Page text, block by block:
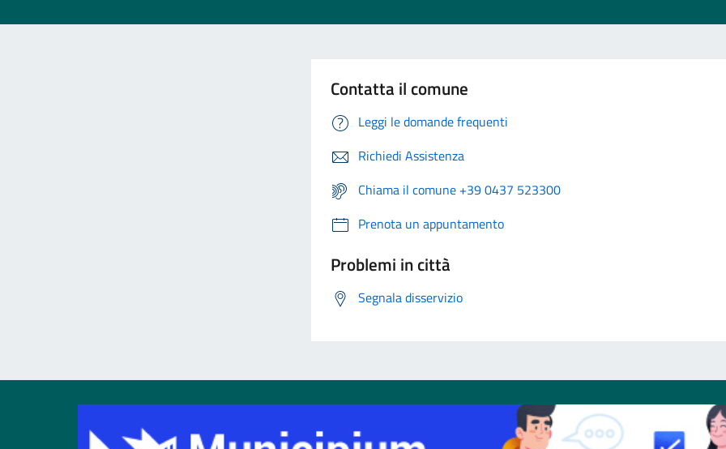
Contatta il comune
Leggi le domande frequenti
Richiedi Assistenza
Chiama il comune +39 0437 523300
Prenota un appuntamento
Problemi in città
Segnala disservizio